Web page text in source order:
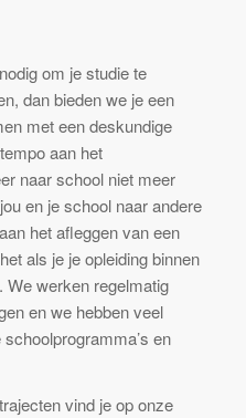
om je studie te
dan bieden we je een
met een deskundige
aan het
naar school niet meer
en je school naar andere
het afleggen van een
als je je opleiding binnen
We werken regelmatig
en we hebben veel
en
vind je op onze